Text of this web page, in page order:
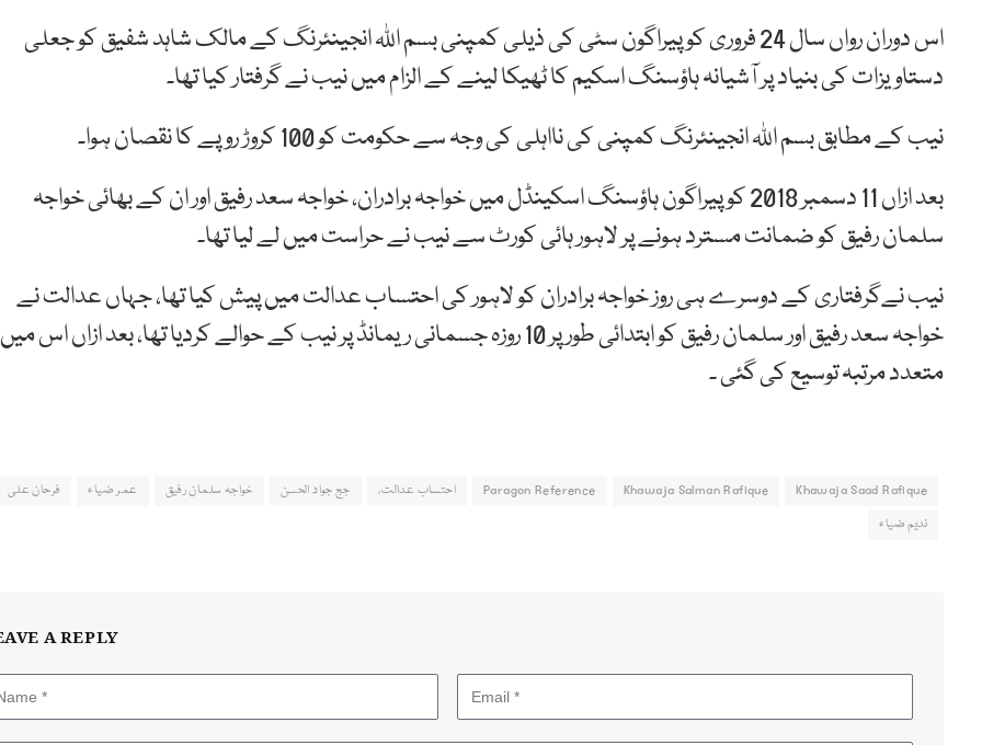
اس دوران رواں سال 24 فروری کو پیراگون سٹی کی ذیلی کمپنی بسم اللہ انجینئرنگ کے مالک شاہد شفیق کو جعلی
دستاویزات کی بنیاد پر آشیانہ ہاؤسنگ اسکیم کا ٹھیکا لینے کے الزام میں نیب نے گرفتار کیا تھا۔
نیب کے مطابق بسم اللہ انجینئرنگ کمپنی کی نااہلی کی وجہ سے حکومت کو 100 کروڑ روپے کا نقصان ہوا۔
بعد ازاں 11 دسمبر 2018 کو پیراگون ہاؤسنگ اسکینڈل میں خواجہ برادران، خواجہ سعد رفیق اور ان کے بھائی خواجہ
سلمان رفیق کو ضمانت مسترد ہونے پر لاہور ہائی کورٹ سے نیب نے حراست میں لے لیا تھا۔
نیب نےگرفتاری کے دوسرے ہی روز خواجہ برادران کو لاہور کی احتساب عدالت میں پیش کیا تھا، جہاں عدالت نے
خواجہ سعد رفیق اور سلمان رفیق کو ابتدائی طور پر 10 روزہ جسمانی ریمانڈ پر نیب کے حوالے کردیا تھا، بعد ازاں اس میں
متعدد مرتبہ توسیع کی گئی ۔
Khawaja Saad Rafique
Khawaja Salman Rafique
Paragon Reference احتساب عدالت، جج جواد الحسن خواجہ سلمان رفیق عمر ضیاء
فرحان علی
ندیم ضیاء
A REPLY